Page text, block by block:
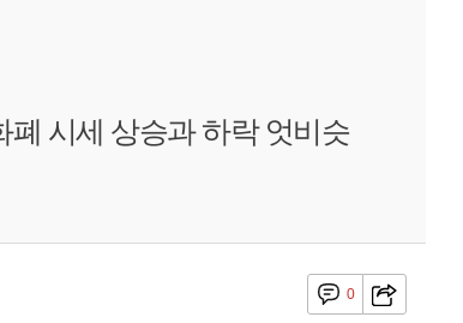
폐 시세 상승과 하락 엇비슷
0